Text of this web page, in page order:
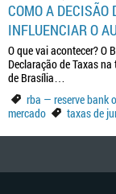
COMO A DECISÃO
INFLUENCIAR O
O que vai acontecer? O
Declaração de Taxas
de Brasília…
rba — reserve bank
mercado
taxas de